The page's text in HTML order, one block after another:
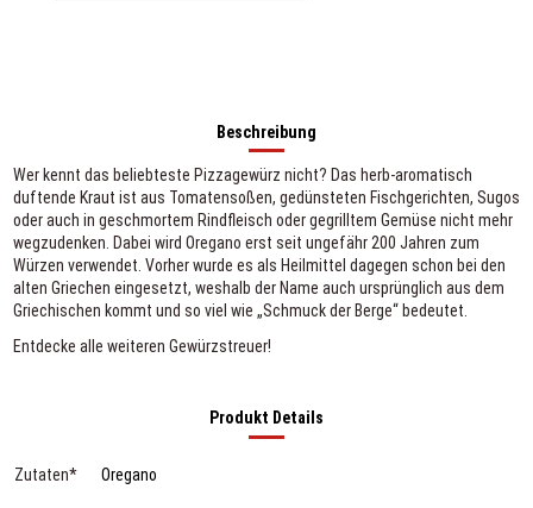
Beschreibung
Wer kennt das beliebteste Pizzagewürz nicht? Das herb-aromatisch
duftende Kraut ist aus Tomatensoßen, gedünsteten Fischgerichten, Sugos
oder auch in geschmortem Rindfleisch oder gegrilltem Gemüse nicht mehr
wegzudenken. Dabei wird Oregano erst seit ungefähr 200 Jahren zum
Würzen verwendet. Vorher wurde es als Heilmittel dagegen schon bei den
alten Griechen eingesetzt, weshalb der Name auch ursprünglich aus dem
Griechischen kommt und so viel wie „Schmuck der Berge“ bedeutet.
Entdecke alle weiteren Gewürzstreuer!
Produkt Details
Zutaten* Oregano